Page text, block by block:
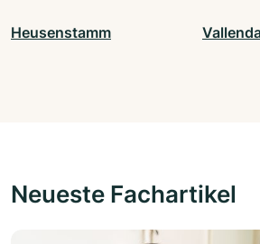
Heusenstamm
Neueste Fachartikel